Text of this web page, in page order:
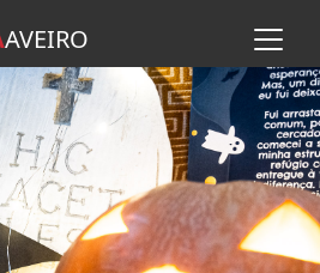
Avançar para o conteúdo
AVEIRO